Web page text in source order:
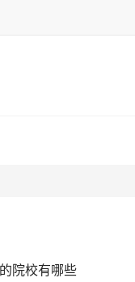
院校有哪些